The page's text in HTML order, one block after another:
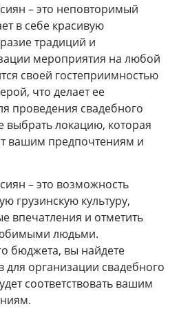
– это неповторимый
в себе красивую
традиций и
мероприятия на любой
своей гостеприимностью
что делает ее
проведения свадебного
выбрать локацию, которая
вашим предпочтениям и
– это возможность
грузинскую культуру,
впечатления и отметить
людьми.
бюджета, вы найдете
для организации свадебного
соответствовать вашим